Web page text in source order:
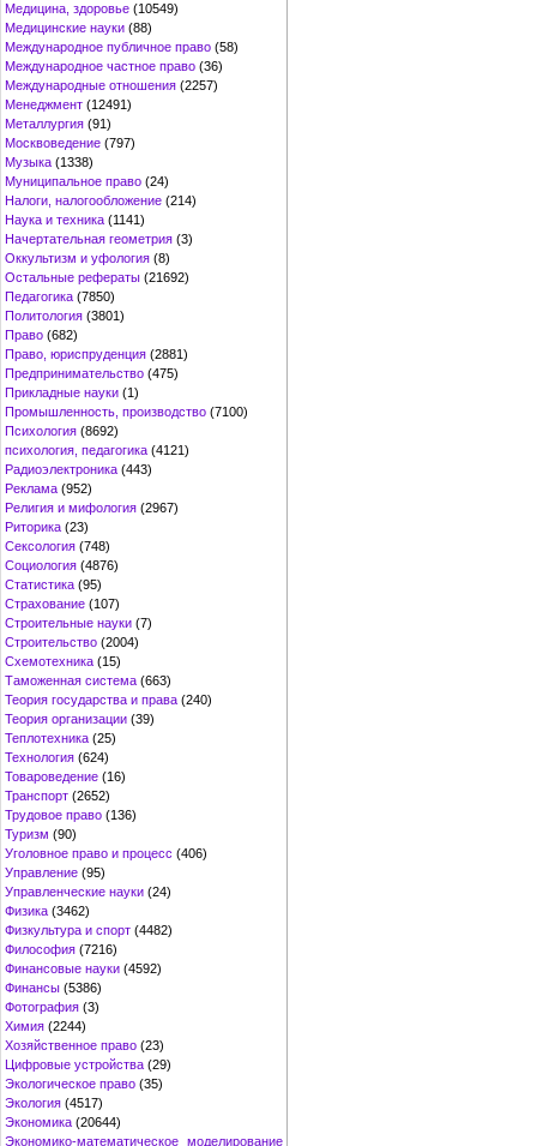
Медицина, здоровье (10549)
Медицинские науки (88)
Международное публичное право (58)
Международное частное право (36)
Международные отношения (2257)
Менеджмент (12491)
Металлургия (91)
Москвоведение (797)
Музыка (1338)
Муниципальное право (24)
Налоги, налогообложение (214)
Наука и техника (1141)
Начертательная геометрия (3)
Оккультизм и уфология (8)
Остальные рефераты (21692)
Педагогика (7850)
Политология (3801)
Право (682)
Право, юриспруденция (2881)
Предпринимательство (475)
Прикладные науки (1)
Промышленность, производство (7100)
Психология (8692)
психология, педагогика (4121)
Радиоэлектроника (443)
Реклама (952)
Религия и мифология (2967)
Риторика (23)
Сексология (748)
Социология (4876)
Статистика (95)
Страхование (107)
Строительные науки (7)
Строительство (2004)
Схемотехника (15)
Таможенная система (663)
Теория государства и права (240)
Теория организации (39)
Теплотехника (25)
Технология (624)
Товароведение (16)
Транспорт (2652)
Трудовое право (136)
Туризм (90)
Уголовное право и процесс (406)
Управление (95)
Управленческие науки (24)
Физика (3462)
Физкультура и спорт (4482)
Философия (7216)
Финансовые науки (4592)
Финансы (5386)
Фотография (3)
Химия (2244)
Хозяйственное право (23)
Цифровые устройства (29)
Экологическое право (35)
Экология (4517)
Экономика (20644)
Экономико-математическое моделирование